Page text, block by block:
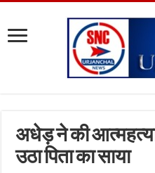
अधेड़ ने की
उठा पिता का साया